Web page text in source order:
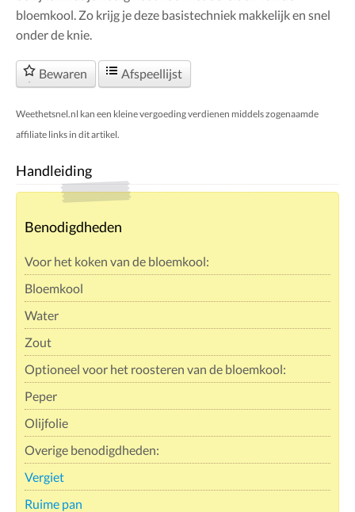
bloemkool. Zo krijg je deze basistechniek makkelijk en snel
onder de knie.
Bewaren Afspeellijst
Weethetsnel.nl kan een kleine vergoeding verdienen middels zogenaamde
affiliate links in dit artikel.
Handleiding
Benodigdheden
Voor het koken van de bloemkool:
Bloemkool
Water
Zout
Optioneel voor het roosteren van de bloemkool:
Peper
Olijfolie
Overige benodigdheden:
Vergiet
Ruime pan